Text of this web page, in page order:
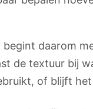
daarom
de textuur bij
of blijft